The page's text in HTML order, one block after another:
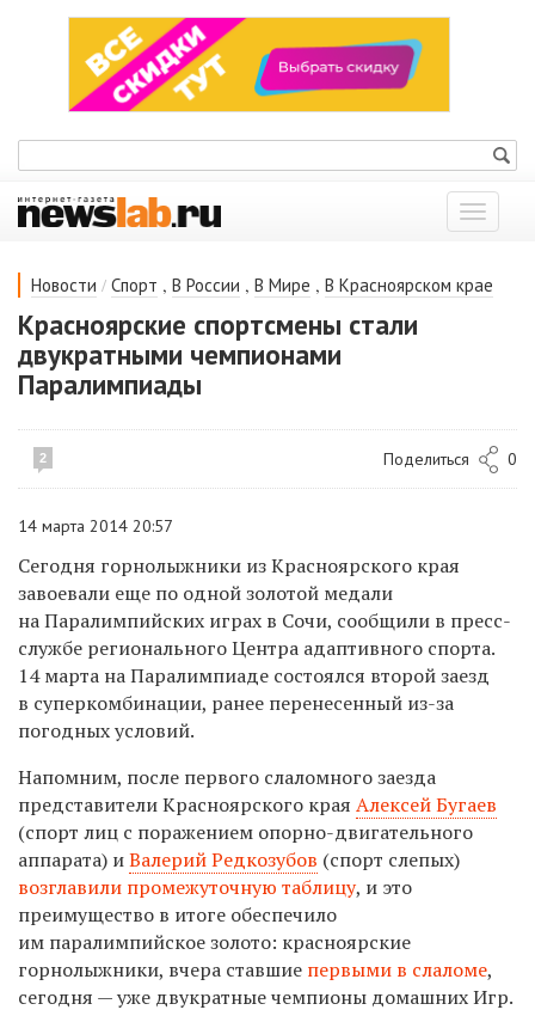
Показать
меню
Новости / Спорт , В России , В Мире , В Красноярском крае
Красноярские спортсмены стали
двукратными чемпионами
Паралимпиады
2 Поделиться 0
14 марта 2014 20:57
Сегодня горнолыжники из Красноярского края
завоевали еще по одной золотой медали
на Паралимпийских играх в Сочи, сообщили в пресс-
службе регионального Центра адаптивного спорта.
14 марта на Паралимпиаде состоялся второй заезд
в суперкомбинации, ранее перенесенный из-за
погодных условий.
Напомним, после первого слаломного заезда
представители Красноярского края Алексей Бугаев
(спорт лиц с поражением опорно-двигательного
аппарата) иВалерий Редкозубов (спорт слепых)
возглавили промежуточную таблицу, и это
преимущество в итоге обеспечило
им паралимпийское золото: красноярские
горнолыжники, вчера ставшие первыми в слаломе,
сегодня — уже двукратные чемпионы домашних Игр.